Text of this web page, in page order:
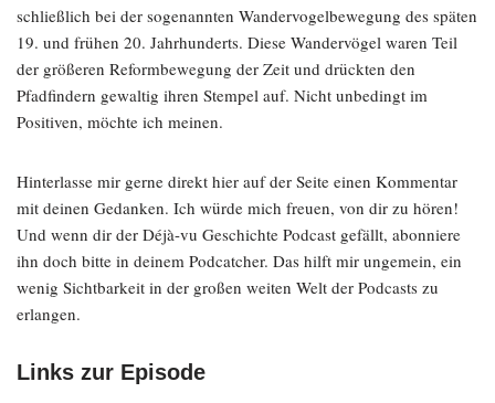
schließlich bei der sogenannten Wandervogelbewegung des späten
19. und frühen 20. Jahrhunderts. Diese Wandervögel waren Teil
der größeren Reformbewegung der Zeit und drückten den
Pfadfindern gewaltig ihren Stempel auf. Nicht unbedingt im
Positiven, möchte ich meinen.
Hinterlasse mir gerne direkt hier auf der Seite einen Kommentar
mit deinen Gedanken. Ich würde mich freuen, von dir zu hören!
Und wenn dir der Déjà-vu Geschichte Podcast gefällt, abonniere
ihn doch bitte in deinem Podcatcher. Das hilft mir ungemein, ein
wenig Sichtbarkeit in der großen weiten Welt der Podcasts zu
erlangen.
Links zur Episode